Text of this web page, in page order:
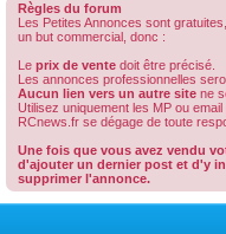
Règles du forum
Les Petites Annonces sont
un but commercial, donc :
Le prix de vente doit être précisé.
Les annonces professionnelles
Aucun lien vers un autre site ne
Utilisez uniquement les MP ou
RCnews.fr se dégage de toute
Une fois que vous avez vendu
d'ajouter un dernier post et d'y
supprimer l'annonce.